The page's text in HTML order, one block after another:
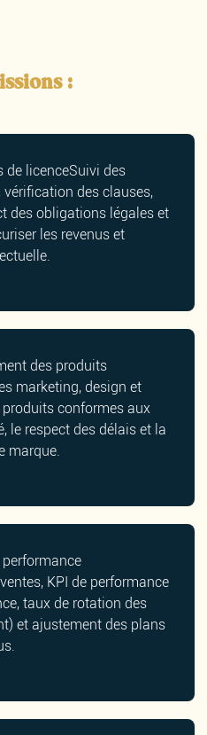
:
de licenceSuivi des
des clauses,
des obligations légales et
les revenus et
des produits
marketing, design et
conformes aux
le respect des délais et la
marque.
KPI de performance
taux de rotation des
et ajustement des plans